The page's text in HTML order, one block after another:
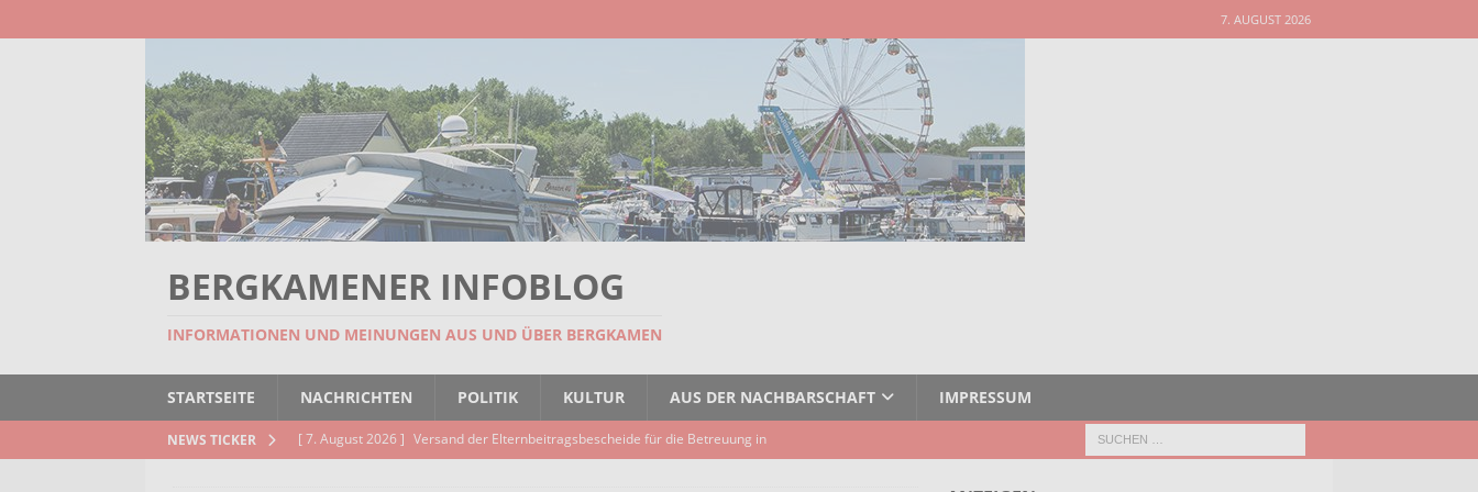
7. AUGUST 2026
BERGKAMENER INFOBLOG
INFORMATIONEN UND MEINUNGEN AUS UND ÜBER BERGKAMEN
STARTSEITE NACHRICHTEN POLITIK KULTUR AUS DER NACHBARSCHAFT IMPRESSUM
NEWS TICKER [ 7. August 2026 ] Versand der Elternbeitragsbescheide für die Betreuung in